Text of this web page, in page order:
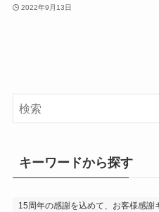
2022年9月13日
キーワードから探す
15周年の感謝を込めて、お客様感謝